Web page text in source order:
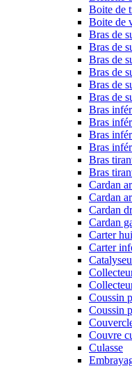
Boite de
Boite de
Bras de
Bras de
Bras de
Bras de
Bras de
Bras de
Bras
Bras
Bras
Bras
Bras
Bras
Cardan
Cardan
Cardan
Cardan
Carter
Carter
Coussin
Coussin
Couvre
Culasse